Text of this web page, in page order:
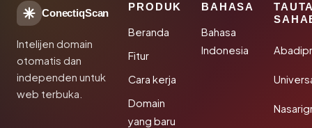
ConectiqScan
Intelijen domain
otomatis dan
independen untuk
web terbuka.
PRODUK
Beranda
Fitur
Cara kerja
Domain
yang baru
BAHASA
Bahasa
Indonesia